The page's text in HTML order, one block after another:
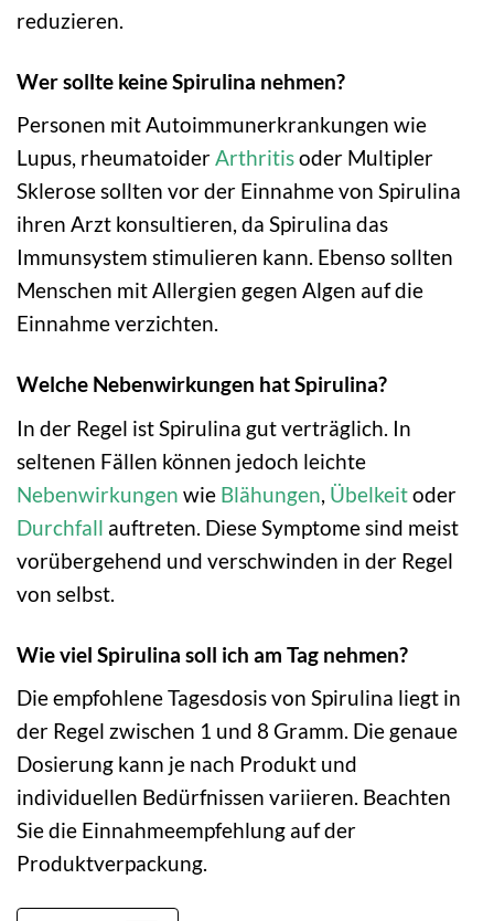
reduzieren.
Wer sollte keine Spirulina nehmen?
Personen mit Autoimmunerkrankungen wie
Lupus, rheumatoiderArthritisoder Multipler
Sklerose sollten vor der Einnahme von Spirulina
ihren Arzt konsultieren, da Spirulina das
Immunsystem stimulieren kann. Ebenso sollten
Menschen mit Allergien gegen Algen auf die
Einnahme verzichten.
Welche Nebenwirkungen hat Spirulina?
In der Regel ist Spirulina gut verträglich. In
seltenen Fällen können jedoch leichte
Nebenwirkungen wie Blähungen, Übelkeitoder
Durchfall auftreten. Diese Symptome sind meist
vorübergehend und verschwinden in der Regel
von selbst.
Wie viel Spirulina soll ich am Tag nehmen?
Die empfohlene Tagesdosis von Spirulina liegt in
der Regel zwischen 1 und 8 Gramm. Die genaue
Dosierung kann je nach Produkt und
individuellen Bedürfnissen variieren. Beachten
Sie die Einnahmeempfehlung auf der
Produktverpackung.